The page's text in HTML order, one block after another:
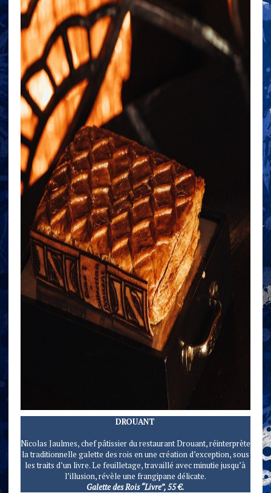
DROUANT
Nicolas Jaulmes, chef pâtissier du restaurant Drouant, réinterprète
la traditionnelle galette des rois en une création d’exception, sous
les traits d’un livre. Le feuilletage, travaillé avec minutie jusqu’à
l’illusion, révèle une frangipane délicate.
Galette des Rois “Livre”, 55 €.